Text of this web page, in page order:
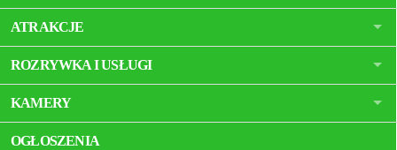
ATRAKCJE
ROZRYWKA I USŁUGI
KAMERY
OGŁOSZENIA